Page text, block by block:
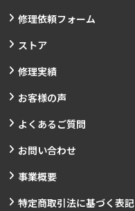
修理依頼フォーム
ストア
修理実績
お客様の声
よくあるご質問
お問い合わせ
事業概要
特定商取引法に基づく表記